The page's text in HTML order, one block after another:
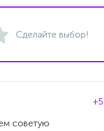
Сделайте выбор!
+5
советую